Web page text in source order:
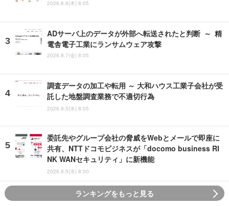
2026.8.6(木) 8:05
ADサーバ上のデータが外部へ転送されたと判断 ～ 精
電舎電子工業にランサムウェア攻撃
2026.8.7(金) 8:05
調査データの加工や転用 ～ 大和ハウス工業子会社が受
託した地盤調査業務で不適切行為
2026.8.5(水) 8:05
委託先やグループ会社の脅威をWebとメールで即座に
共有、NTTドコモビジネスが「docomo business RI
NK WANセキュリティ」に新機能
2026.8.5(水) 8:00
ランキングをもっと見る